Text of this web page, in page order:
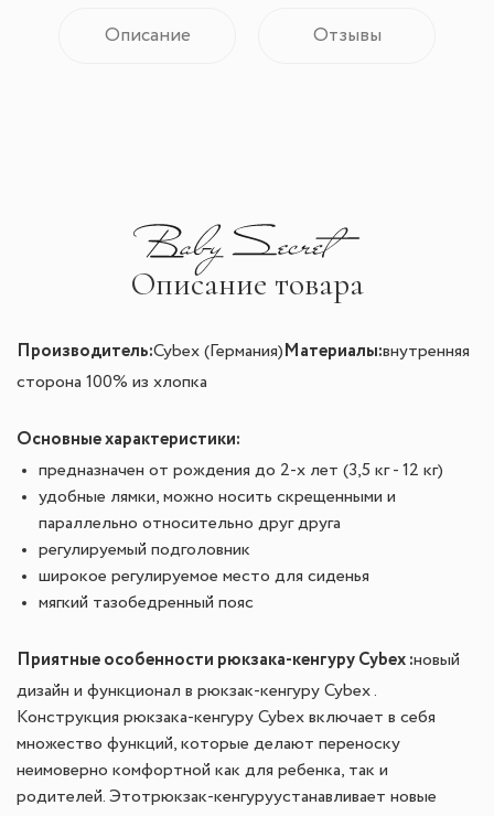
Описание Отзывы
Описание товара
Производитель:Cybex (Германия)Материалы:внутренняя
сторона 100% из хлопка
Основные характеристики:
предназначен от рождения до 2-х лет (3,5 кг - 12 кг)
удобные лямки, можно носить скрещенными и
параллельно относительно друг друга
регулируемый подголовник
широкое регулируемое место для сиденья
мягкий тазобедренный пояс
Приятные особенности рюкзака-кенгуру Cybex :новый
дизайн и функционал в рюкзак-кенгуру Cybex .
Конструкция рюкзака-кенгуру Cybex включает в себя
множество функций, которые делают переноску
неимоверно комфортной как для ребенка, так и
родителей. Этотрюкзак-кенгуруустанавливает новые